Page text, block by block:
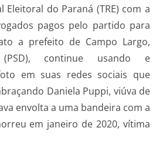
Eleitoral do Paraná (TRE) com a
pagos pelo partido para
a prefeito de Campo Largo,
(PSD), continue usando e
em suas redes sociais que
Daniela Puppi, viúva de
envolta a uma bandeira com a
em janeiro de 2020, vítima